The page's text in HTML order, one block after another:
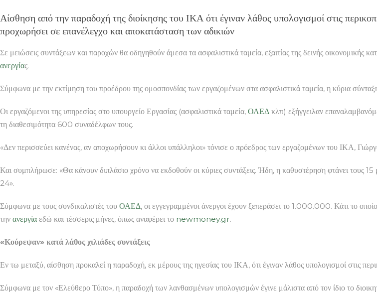
Αίσθηση από την παραδοχή της διοίκησης του ΙΚΑ ότι έγιναν λάθος υπολογισμοί στις
προχωρήσει σε επανέλεγχο και αποκατάσταση των αδικιών
Σε μειώσεις συντάξεων και παροχών θα οδηγηθούν άμεσα τα ασφαλιστικά ταμεία, εξαιτίας της δεινής οικονομικής
ανεργίας.
Σύμφωνα με την εκτίμηση του προέδρου της ομοσπονδίας των εργαζομένων στα ασφαλιστικά ταμεία, η κύρια
Οι εργαζόμενοι της υπηρεσίας στο υπουργείο Εργασίας (ασφαλιστικά ταμεία, ΟΑΕΔ κλπ) εξήγγειλαν
τη διαθεσιμότητα 600 συναδέλφων τους.
«Δεν περισσεύει κανένας, αν αποχωρήσουν κι άλλοι υπάλληλοι» τόνισε ο πρόεδρος των εργαζομένων του ΙΚΑ,
Και συμπλήρωσε: «Θα κάνουν διπλάσιο χρόνο να εκδοθούν οι κύριες συντάξεις. Ήδη, η καθυστέρηση φτάνει τους
24».
Σύμφωνα με τους συνδικαλιστές του ΟΑΕΔ, οι εγγεγραμμένοι άνεργοι έχουν ξεπεράσει το 1.000.000. Κάτι το
την ανεργία εδώ και τέσσερις μήνες, όπως αναφέρει το newmoney.gr.
«Κούρεψαν» κατά λάθος χιλιάδες συντάξεις
Εν τω μεταξύ, αίσθηση προκαλεί η παραδοχή, εκ μέρους της ηγεσίας του ΙΚΑ, ότι έγιναν λάθος υπολογισμοί στις
Σύμφωνα με τον «Ελεύθερο Τύπο», η παραδοχή των λανθασμένων υπολογισμών έγινε μάλιστα από τον ίδιο το